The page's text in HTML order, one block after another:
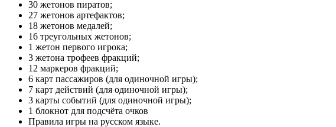
30 жетонов пиратов;
27 жетонов артефактов;
18 жетонов медалей;
16 треугольных жетонов;
1 жетон первого игрока;
3 жетона трофеев фракций;
12 маркеров фракций;
6 карт пассажиров (для одиночной игры);
7 карт действий (для одиночной игры);
3 карты событий (для одиночной игры);
1 блокнот для подсчёта очков
Правила игры на русском языке.